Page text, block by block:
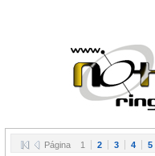
Página 1 2 3 4 5